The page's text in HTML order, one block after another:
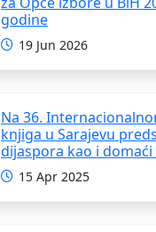
godine
19 Jun 2026
Na 36.
knjiga u Sarajevu
dijaspora kao i domaći
umjetnici
15 Apr 2025